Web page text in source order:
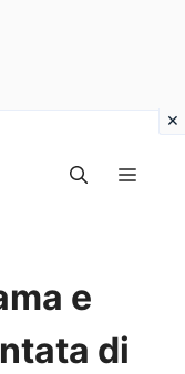
e
di